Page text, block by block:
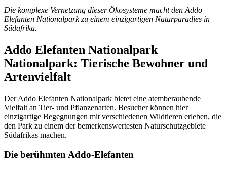
Die komplexe Vernetzung dieser Ökosysteme macht den Addo
Elefanten Nationalpark zu einem einzigartigen Naturparadies in
Südafrika.
Addo Elefanten Nationalpark
Nationalpark: Tierische Bewohner und
Artenvielfalt
Der Addo Elefanten Nationalpark bietet eine atemberaubende
Vielfalt an Tier- und Pflanzenarten. Besucher können hier
einzigartige Begegnungen mit verschiedenen Wildtieren erleben, die
den Park zu einem der bemerkenswertesten Naturschutzgebiete
Südafrikas machen.
Die berühmten Addo-Elefanten